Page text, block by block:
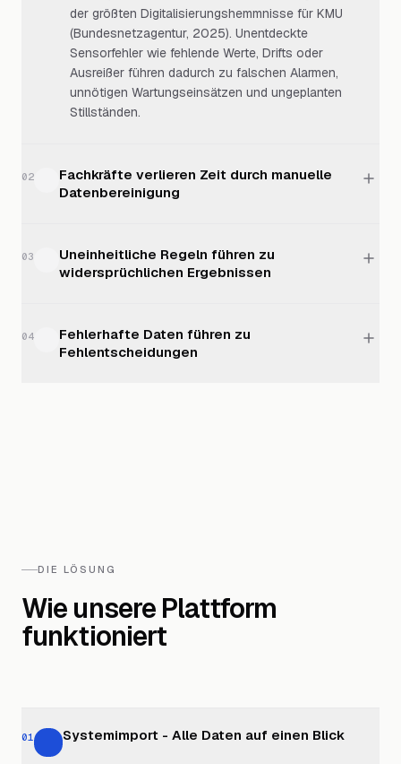
der größten Digitalisierungshemmnisse für KMU
(Bundesnetzagentur, 2025). Unentdeckte
Sensorfehler wie fehlende Werte, Drifts oder
Ausreißer führen dadurch zu falschen Alarmen,
unnötigen Wartungseinsätzen und ungeplanten
Stillständen.
02
Fachkräfte verlieren Zeit durch manuelle
Datenbereinigung
03
Uneinheitliche Regeln führen zu
widersprüchlichen Ergebnissen
04
Fehlerhafte Daten führen zu
Fehlentscheidungen
DIE LÖSUNG
Wie unsere Plattform
funktioniert
01 Systemimport - Alle Daten auf einen Blick